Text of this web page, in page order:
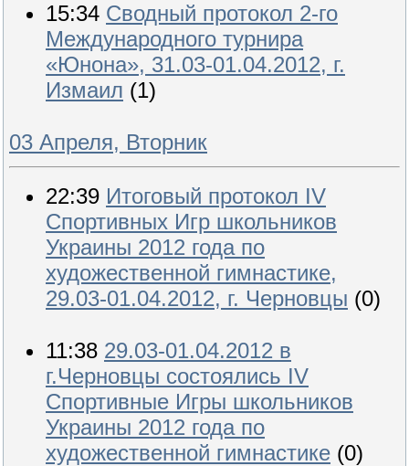
15:34 Сводный протокол 2-го
Международного турнира
«Юнона», 31.03-01.04.2012, г.
Измаил (1)
03 Апреля, Вторник
22:39 Итоговый протокол IV
Спортивных Игр школьников
Украины 2012 года по
художественной гимнастике,
29.03-01.04.2012, г. Черновцы (0)
11:38 29.03-01.04.2012 в
г.Черновцы состоялись IV
Спортивные Игры школьников
Украины 2012 года по
художественной гимнастике (0)